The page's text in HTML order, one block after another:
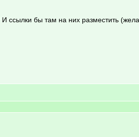
ссылки бы там на них разместить